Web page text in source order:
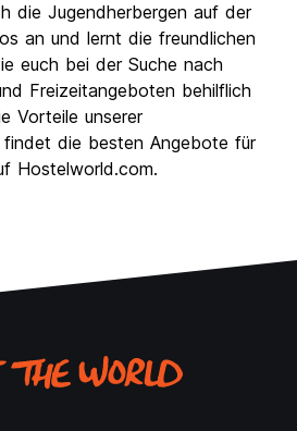
die Jugendherbergen auf der
an und lernt die freundlichen
euch bei der Suche nach
Freizeitangeboten behilflich
Vorteile unserer
die besten Angebote für
Hostelworld.com.